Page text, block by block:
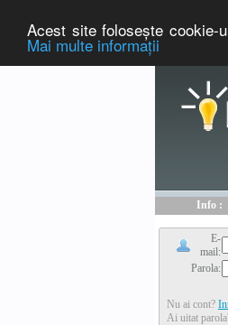
Acest site foloseşte cookie-
Mai multe informaţii
Info :
E-
mail:
Parola:
Nu ai cont?
Ai uitat